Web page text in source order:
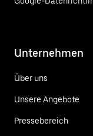
Unternehmen
Über uns
Unsere Angebote
Pressebereich